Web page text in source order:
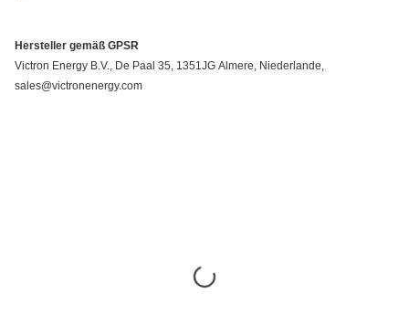
Hersteller gemäß GPSR
Victron Energy B.V., De Paal 35, 1351JG Almere, Niederlande,
sales@victronenergy.com